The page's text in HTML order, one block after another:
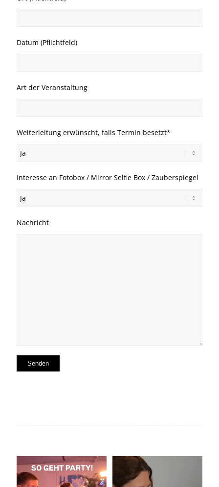
Datum (Pflichtfeld)
Art der Veranstaltung
Weiterleitung erwünscht, falls Termin besetzt*
Interesse an Fotobox / Mirror Selfie Box / Zauberspiegel
Nachricht
So geht Party!
Was für eine tolle...
Unser Kennenlernen vor 15
Jahren